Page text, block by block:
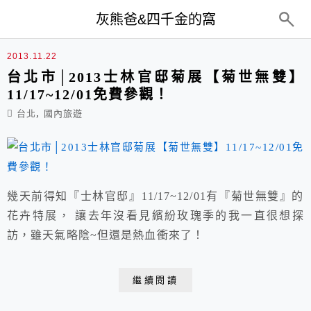
灰熊爸&四千金的窩
菊世無雙
2013.11.22
台北市│2013士林官邸菊展【菊世無雙】
11/17~12/01免費參觀！
台北 , 國內旅遊
幾天前得知『士林官邸』11/17~12/01有『菊世無雙』的
花卉特展， 讓去年沒看見繽紛玫瑰季的我一直很想探
訪，雖天氣略陰~但還是熱血衝來了！
繼續閱讀